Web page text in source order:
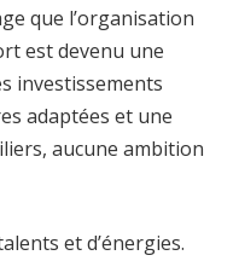
que l’organisation
est devenu une
investissements
adaptées et une
aucune ambition
et d’énergies.